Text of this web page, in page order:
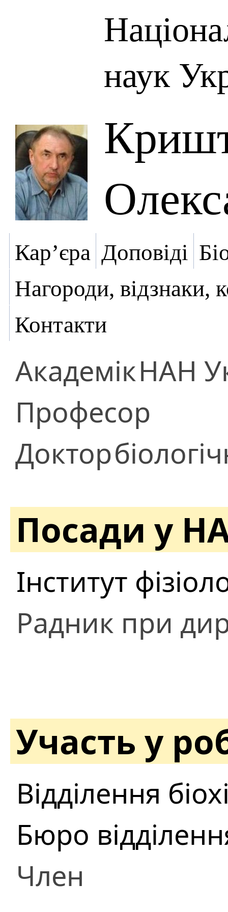
наук
Кар’єра Доповіді
Нагороди, відзнаки,
Контакти
АкадемікНАН
Професор
Доктор
Посади у
Інститут
Радник при
Участь у
Відділення
Бюро
Член